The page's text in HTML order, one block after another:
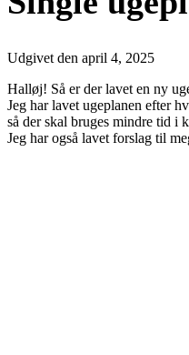
Udgivet den april 4, 2025
Halløj! Så er der lavet en ny
Jeg har lavet ugeplanen efter
så der skal bruges mindre tid i
Jeg har også lavet forslag til